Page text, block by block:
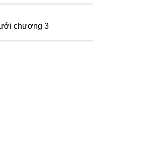
chương 3